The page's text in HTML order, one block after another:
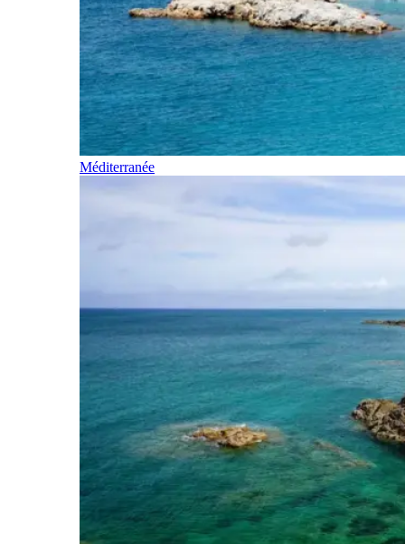
Méditerranée